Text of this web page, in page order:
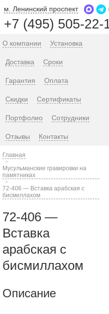
м. Ленинский проспект
+7 (495) 505-22-
О компании Установка
Доставка Сроки
Гарантия Оплата
Скидки Сертификаты
Портфолио Сотрудники
Отзывы Контакты
Главная
Мусульманские гравировки на
памятниках
72-406 — Вставка арабская с
бисмиллахом
72-406 —
Вставка
арабская с
бисмиллахом
Описание